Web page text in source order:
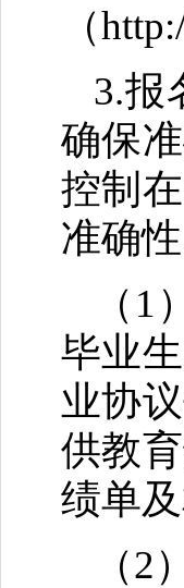
（
3.报
确保
控制
准确
（
毕业
业协
供教
绩单
（